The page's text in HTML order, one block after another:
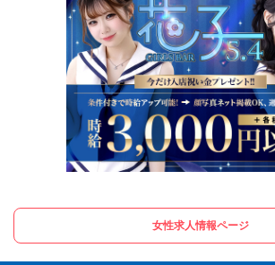
女性求人情報ページ